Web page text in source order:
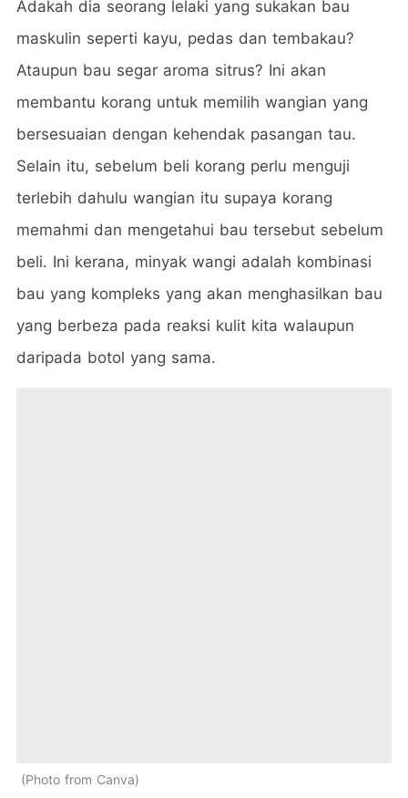
Adakah dia seorang lelaki yang sukakan bau
maskulin seperti kayu, pedas dan tembakau?
Ataupun bau segar aroma sitrus? Ini akan
membantu korang untuk memilih wangian yang
bersesuaian dengan kehendak pasangan tau.
Selain itu, sebelum beli korang perlu menguji
terlebih dahulu wangian itu supaya korang
memahmi dan mengetahui bau tersebut sebelum
beli. Ini kerana, minyak wangi adalah kombinasi
bau yang kompleks yang akan menghasilkan bau
yang berbeza pada reaksi kulit kita walaupun
daripada botol yang sama.
Photo from Canva